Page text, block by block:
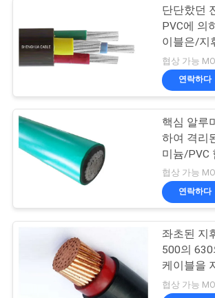
스
BLOG
견
청
NEWS
벌거벗은 지휘
공중선에 의하
이는 케이블
단단핬던
PVC에 의
이블은/지
켰습니다
연락하다
핵심 알루
하여 격리
미늄/PVC
을 골라내
연락하다
좌초된 지
500의
케이블을
를 위한